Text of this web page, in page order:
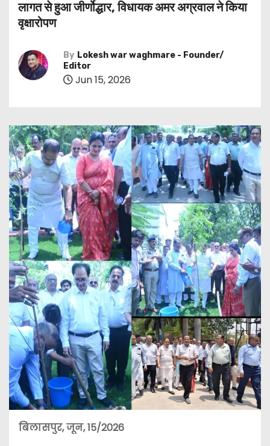
लागत से हुआ जीर्णोद्धार, विधायक अमर अग्रवाल ने किया
वृक्षारोपण
By Lokesh war waghmare - Founder/
Editor
Jun 15, 2026
बिलासपुर, जून, 15/2026